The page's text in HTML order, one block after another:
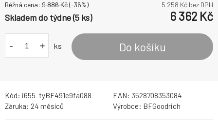
Běžná cena: 9 886Kč(-36%) 5 258 Kč bez DPH
Skladem do týdne (5 ks) 6 362 Kč
- + ks Do košíku
Kód: i655_tyBF491e9fa088 EAN: 3528708353084
Záruka: 24 měsíců Výrobce: BFGoodrich